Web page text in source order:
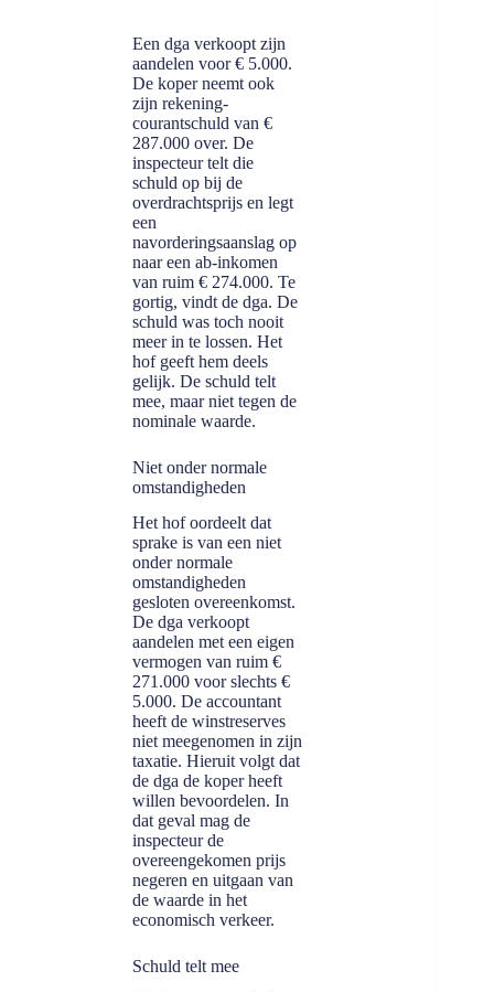
Een dga verkoopt zijn
aandelen voor € 5.000.
De koper neemt ook
zijn rekening-
courantschuld van €
287.000 over. De
inspecteur telt die
schuld op bij de
overdrachtsprijs en legt
een
navorderingsaanslag op
naar een ab-inkomen
van ruim € 274.000. Te
gortig, vindt de dga. De
schuld was toch nooit
meer in te lossen. Het
hof geeft hem deels
gelijk. De schuld telt
mee, maar niet tegen de
nominale waarde.
Niet onder normale
omstandigheden
Het hof oordeelt dat
sprake is van een niet
onder normale
omstandigheden
gesloten overeenkomst.
De dga verkoopt
aandelen met een eigen
vermogen van ruim €
271.000 voor slechts €
5.000. De accountant
heeft de winstreserves
niet meegenomen in zijn
taxatie. Hieruit volgt dat
de dga de koper heeft
willen bevoordelen. In
dat geval mag de
inspecteur de
overeengekomen prijs
negeren en uitgaan van
de waarde in het
economisch verkeer.
Schuld telt mee